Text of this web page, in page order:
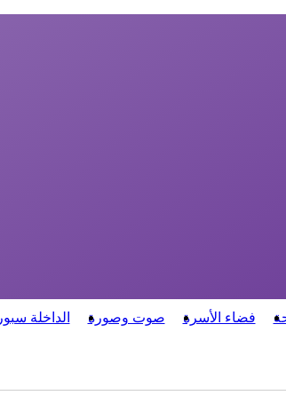
فضاء الأسرة صوت وصورة الداخلة سبور